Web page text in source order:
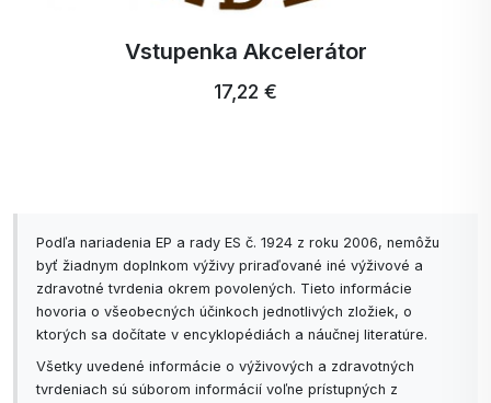
Vstupenka Akcelerátor
17,22 €
Podľa nariadenia EP a rady ES č. 1924 z roku 2006, nemôžu
byť žiadnym doplnkom výživy priraďované iné výživové a
zdravotné tvrdenia okrem povolených. Tieto informácie
hovoria o všeobecných účinkoch jednotlivých zložiek, o
ktorých sa dočítate v encyklopédiách a náučnej literatúre.
Všetky uvedené informácie o výživových a zdravotných
tvrdeniach sú súborom informácií voľne prístupných z